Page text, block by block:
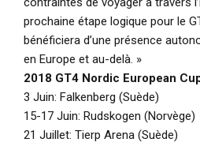
prochaine étape logique pour le
bénéficiera d’une présence
en Europe et au-delà. »
2018 GT4 Nordic European
3 Juin: Falkenberg (Suède)
15-17 Juin: Rudskogen (Norvège)
21 Juillet: Tierp Arena (Suède)